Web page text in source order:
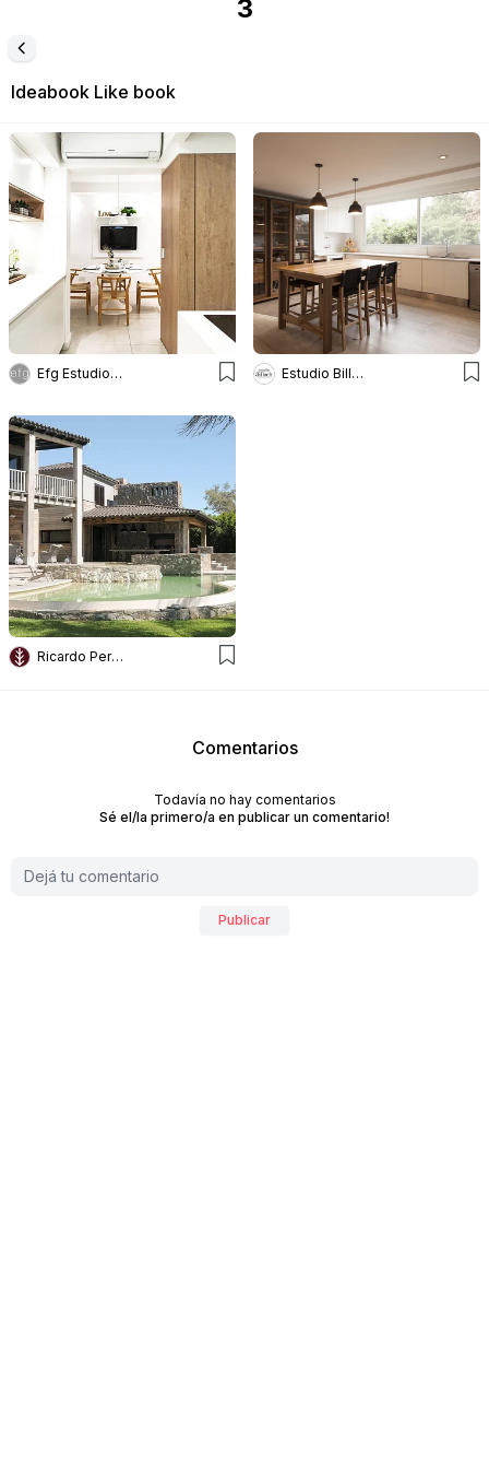
3
Ideabook Like book
Efg Estudio Filcman Gurfinkiel Estudio Billoch
Ricardo Pereyra Iraola
Comentarios
Todavía no hay comentarios
Sé el/la primero/a en publicar un comentario!
Publicar